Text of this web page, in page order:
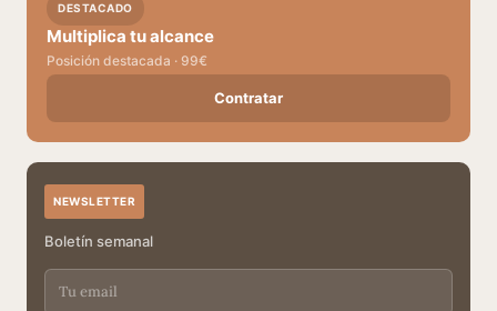
DESTACADO
Multiplica tu alcance
Posición destacada · 99€
Contratar
NEWSLETTER
Boletín semanal